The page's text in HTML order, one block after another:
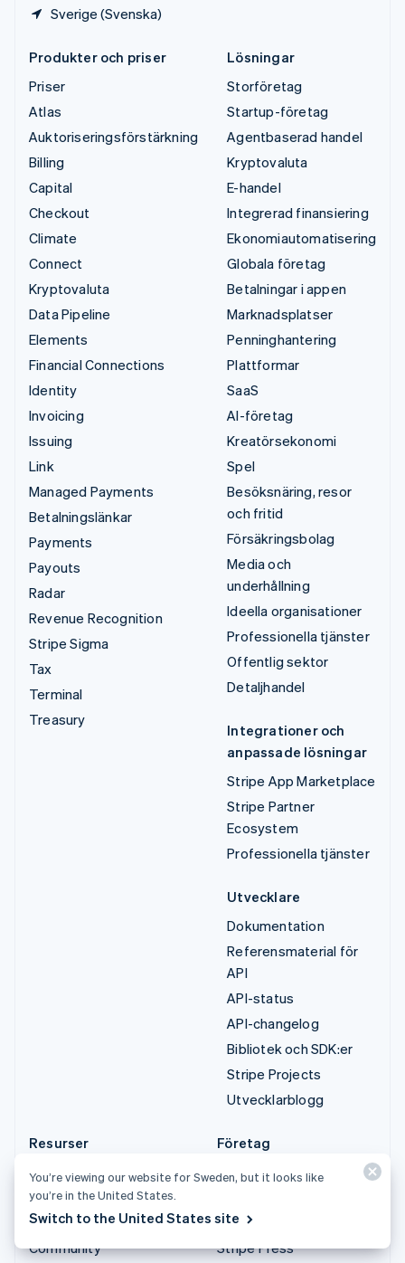
Sverige (Svenska)
Produkter och priser
Priser
Atlas
Auktoriseringsförstärkning
Billing
Capital
Checkout
Climate
Connect
Kryptovaluta
Data Pipeline
Elements
Financial Connections
Identity
Invoicing
Issuing
Link
Managed Payments
Betalningslänkar
Payments
Payouts
Radar
Revenue Recognition
Stripe Sigma
Tax
Terminal
Treasury
Lösningar
Storföretag
Startup-företag
Agentbaserad handel
Kryptovaluta
E-handel
Integrerad finansiering
Ekonomiautomatisering
Globala företag
Betalningar i appen
Marknadsplatser
Penninghantering
Plattformar
SaaS
AI-företag
Kreatörsekonomi
Spel
Besöksnäring, resor
och fritid
Försäkringsbolag
Media och
underhållning
Ideella organisationer
Professionella tjänster
Offentlig sektor
Detaljhandel
Integrationer och
anpassade lösningar
Stripe App Marketplace
Stripe Partner
Ecosystem
Professionella tjänster
Utvecklare
Dokumentation
Referensmaterial för
API
API-status
API-changelog
Bibliotek och SDK:er
Stripe Projects
Utvecklarblogg
Resurser
Guider
Kundberättelser
Blogg
Community
Företag
Produktplan
Nyhetsrum
Stripe Press
You’re viewing our website for Sweden, but it looks like
you’re in the United States.
Switch to the United States site